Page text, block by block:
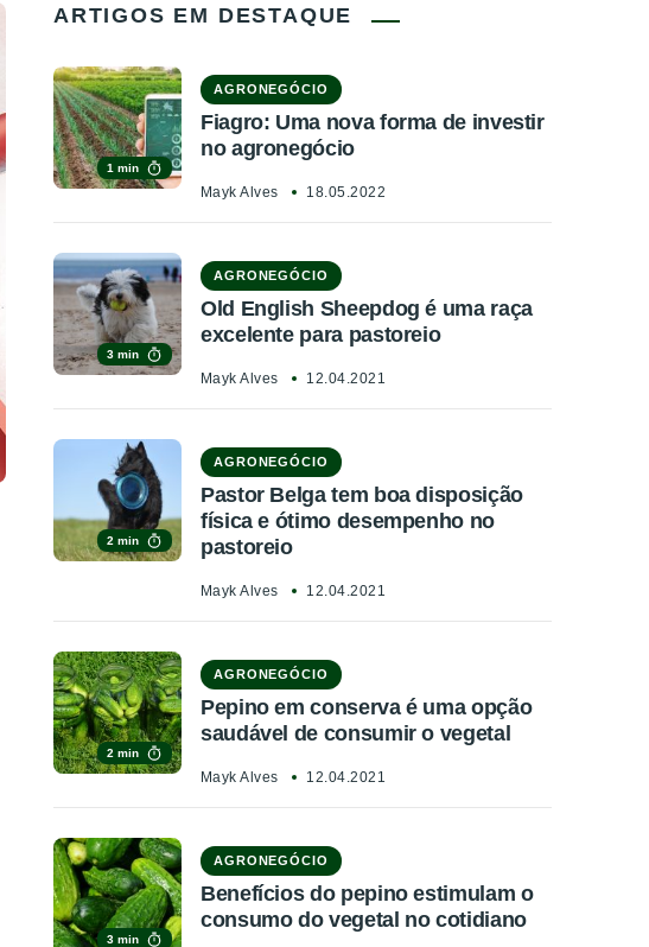
ARTIGOS EM DESTAQUE
1 min
AGRONEGÓCIO
Fiagro: Uma nova forma de investir
no agronegócio
Mayk Alves 18.05.2022
3 min
AGRONEGÓCIO
Old English Sheepdog é uma raça
excelente para pastoreio
Mayk Alves 12.04.2021
2 min
AGRONEGÓCIO
Pastor Belga tem boa disposição
física e ótimo desempenho no
pastoreio
Mayk Alves 12.04.2021
2 min
AGRONEGÓCIO
Pepino em conserva é uma opção
saudável de consumir o vegetal
Mayk Alves 12.04.2021
3 min
AGRONEGÓCIO
Benefícios do pepino estimulam o
consumo do vegetal no cotidiano